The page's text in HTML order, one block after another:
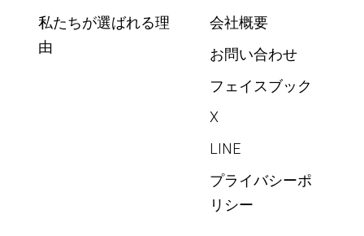
私たちが選ばれる理
由
会社概要
お問い合わせ
フェイスブック
X
LINE
プライバシーポ
リシー